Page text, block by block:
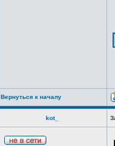
Вернуться к началу
kot_